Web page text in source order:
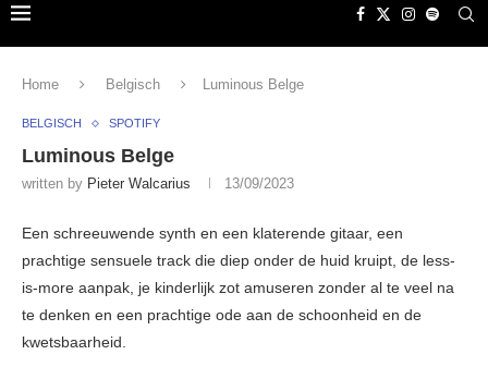
Home Belgisch Luminous Belge
BELGISCH SPOTIFY
Luminous Belge
written by Pieter Walcarius 13/09/2023
Een schreeuwende synth en een klaterende gitaar, een
prachtige sensuele track die diep onder de huid kruipt, de less-
is-more aanpak, je kinderlijk zot amuseren zonder al te veel na
te denken en een prachtige ode aan de schoonheid en de
kwetsbaarheid.